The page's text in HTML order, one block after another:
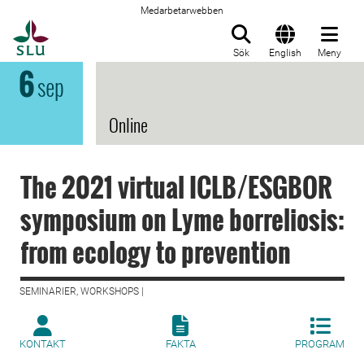
Medarbetarwebben
Sök English Meny
6sep
Online
The 2021 virtual ICLB/ESGBOR
symposium on Lyme borreliosis:
from ecology to prevention
SEMINARIER, WORKSHOPS |
KONTAKT FAKTA PROGRAM